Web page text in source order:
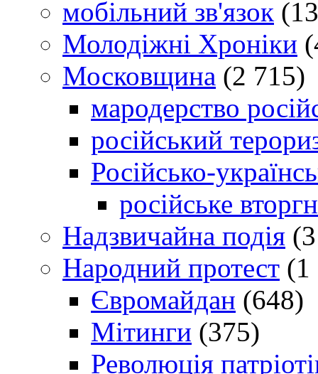
мобільний зв'язок
Молодіжні Хроніки
Московщина (2 715)
мародерство
російський
Російсько-
російське
Надзвичайна подія
Народний протест (1
Євромайдан (648)
Мітинги (375)
Революція